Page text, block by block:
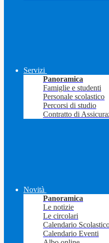
Servizi
Panoramica
Famiglie e studenti
Personale scolastico
Percorsi di studio
Contratto di
Novità
Panoramica
Le notizie
Le circolari
Calendario
Calendario Eventi